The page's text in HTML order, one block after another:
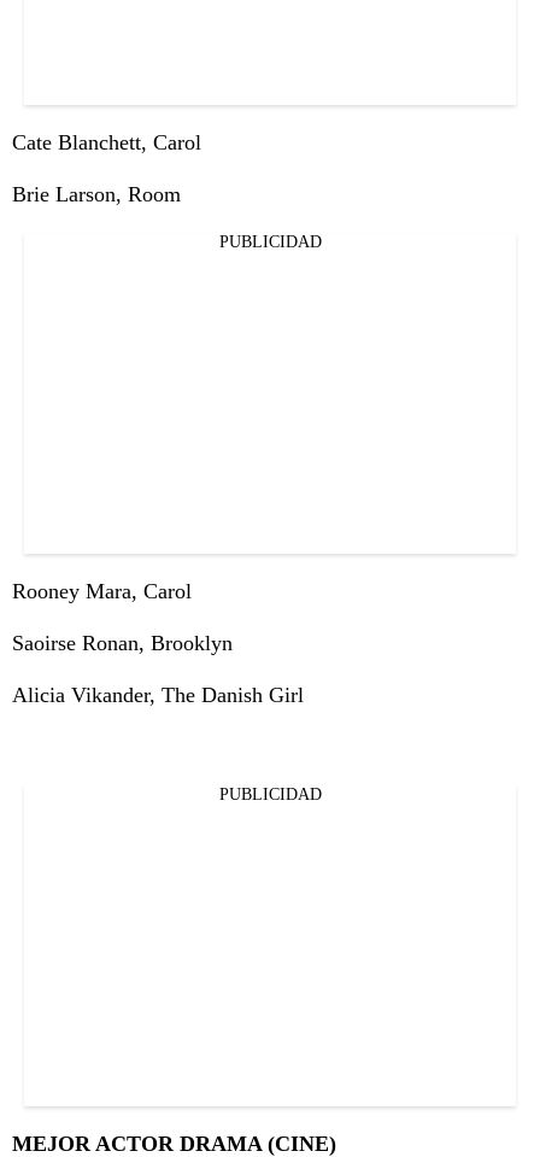
Cate Blanchett, Carol
Brie Larson, Room
PUBLICIDAD
Rooney Mara, Carol
Saoirse Ronan, Brooklyn
Alicia Vikander, The Danish Girl
PUBLICIDAD
MEJOR ACTOR DRAMA (CINE)